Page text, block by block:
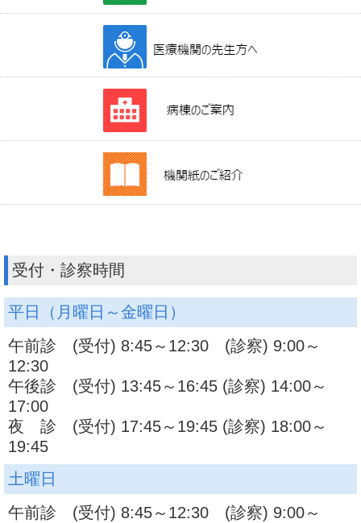
受付・診察時間
平日（月曜日～金曜日）
午前診 (受付) 8:45～12:30 (診察) 9:00～
12:30
午後診 (受付) 13:45～16:45 (診察) 14:00～
17:00
夜 診 (受付) 17:45～19:45 (診察) 18:00～
19:45
土曜日
午前診 (受付) 8:45～12:30 (診察) 9:00～